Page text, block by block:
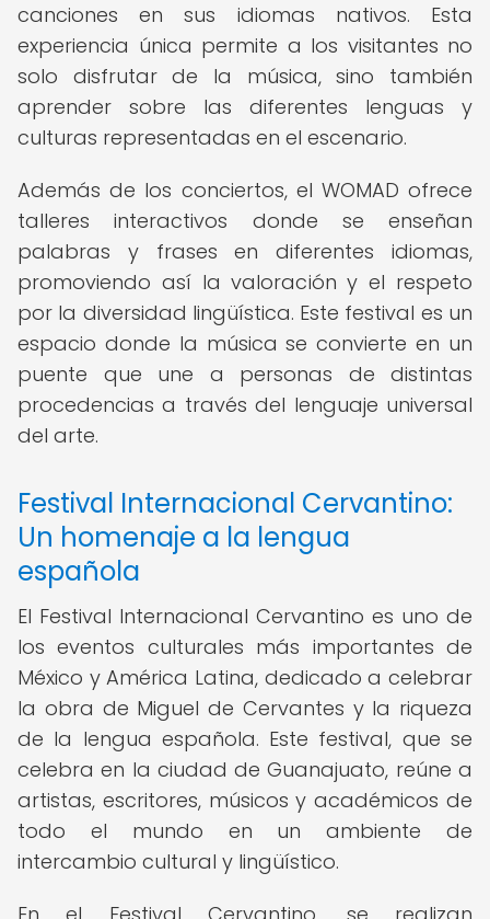
canciones en sus idiomas nativos. Esta
experiencia única permite a los visitantes no
solo disfrutar de la música, sino también
aprender sobre las diferentes lenguas y
culturas representadas en el escenario.
Además de los conciertos, el WOMAD ofrece
talleres interactivos donde se enseñan
palabras y frases en diferentes idiomas,
promoviendo así la valoración y el respeto
por la diversidad lingüística. Este festival es un
espacio donde la música se convierte en un
puente que une a personas de distintas
procedencias a través del lenguaje universal
del arte.
Festival Internacional Cervantino:
Un homenaje a la lengua
española
El Festival Internacional Cervantino es uno de
los eventos culturales más importantes de
México y América Latina, dedicado a celebrar
la obra de Miguel de Cervantes y la riqueza
de la lengua española. Este festival, que se
celebra en la ciudad de Guanajuato, reúne a
artistas, escritores, músicos y académicos de
todo el mundo en un ambiente de
intercambio cultural y lingüístico.